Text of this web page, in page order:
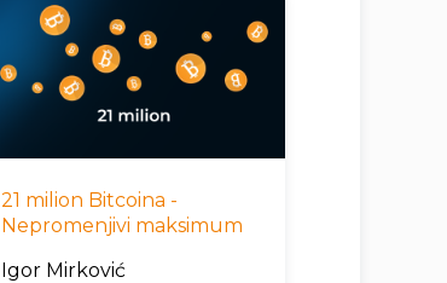
21 milion Bitcoina -
Nepromenjivi maksimum
Igor Mirković